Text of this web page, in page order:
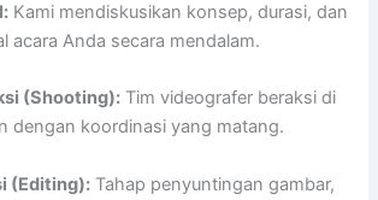
Kami mendiskusikan konsep, durasi, dan
acara Anda secara mendalam.
(Shooting):Tim videografer beraksi di
dengan koordinasi yang matang.
(Editing): Tahap penyuntingan gambar,